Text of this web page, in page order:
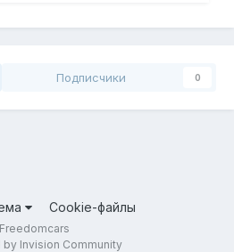
Подписчики 0
Cookie-файлы
Freedomcars
by Invision Community